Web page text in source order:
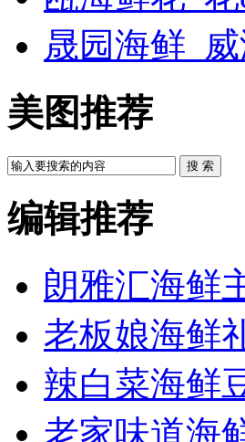
晟园海鲜_
美图推荐
搜 索
编辑推荐
朗雅汇海鲜
老板娘海鲜
辣白菜海鲜
老家味道海